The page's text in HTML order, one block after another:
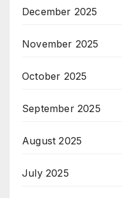
December 2025
November 2025
October 2025
September 2025
August 2025
July 2025